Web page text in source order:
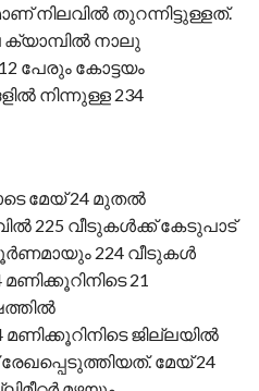
നിലവിൽ തുറന്നിട്ടുള്ളത്.
ക്യാമ്പിൽ നാലു
പേരും കോട്ടയം
നിന്നുള്ള 234
മേയ് 24 മുതൽ
225 വീടുകൾക്ക് കേടുപാട്
പൂർണമായും 224 വീടുകൾ
21
ജില്ലയിൽ
രേഖപ്പെടുത്തിയത്. മേയ് 24